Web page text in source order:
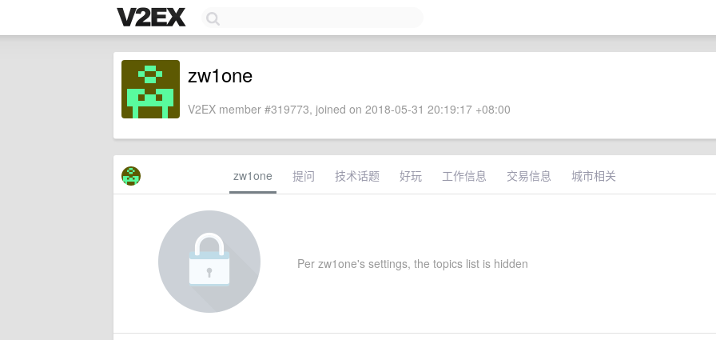
zw1one
V2EX member #319773, joined on 2018-05-31 20:19:17 +08:00
zw1one 提问 技术话题 好玩 工作信息 交易信息 城市相关
Per zw1one's settings, the topics list is hidden